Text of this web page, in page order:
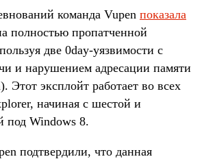
команда Vupen показала
полностью пропатченной
две 0day-уязвимости с
и нарушением адресации памяти
Этот эксплойт работает во всех
начиная с шестой и
под Windows 8.
подтвердили, что данная